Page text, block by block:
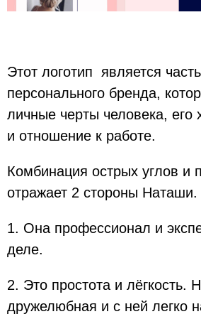
Этот логотип является
персонального бренда,
личные черты человека, его
и отношение к работе.
Комбинация острых углов и
отражает 2 стороны Наташи.
1. Она профессионал и
деле.
2. Это простота и лёгкость.
дружелюбная и с ней легко